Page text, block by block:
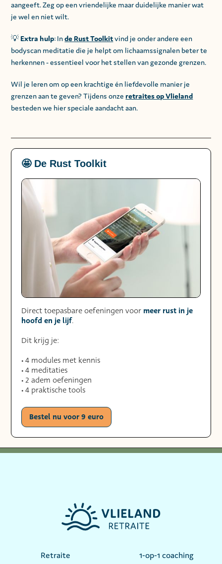
🤩 De Rust Toolkit
Direct toepasbare oefeningen voor meer rust in je
hoofd en je lijf.
Dit krijg je:
• 4 modules met kennis
• 4 meditaties
• 2 adem oefeningen
• 4 praktische tools
Bestel nu voor 9 euro
aangeeft. Zeg op een vriendelijke maar duidelijke manier wat
je wel en niet wilt.
💡 Extra hulp: Inde Rust Toolkitvind je onder andere een
bodyscan meditatie die je helpt om lichaamssignalen beter te
herkennen - essentieel voor het stellen van gezonde grenzen.
Wil je leren om op een krachtige én liefdevolle manier je
grenzen aan te geven? Tijdens onze retraites op Vlieland
besteden we hier speciale aandacht aan.
Retraite 1-op-1 coaching